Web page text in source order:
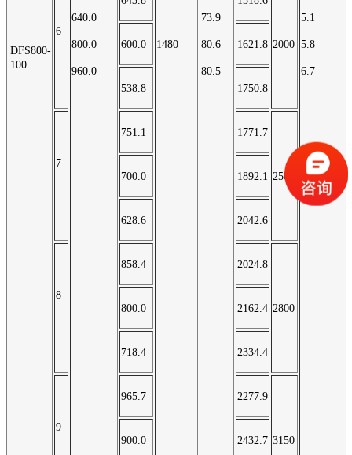
DFS800-
100
640.0
800.0
960.0
1480
73.9
80.6
80.5
5.1
5.8
6.7
6
2000
600.0 1621.8
538.8 1750.8
7
751.1 1771.7
2500
700.0 1892.1
628.6 2042.6
8
858.4 2024.8
2800
800.0 2162.4
718.4 2334.4
9
965.7 2277.9
3150
900.0 2432.7